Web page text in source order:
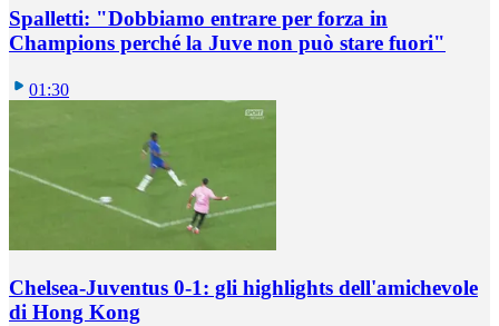
Spalletti: "Dobbiamo entrare per forza in
Champions perché la Juve non può stare fuori"
01:30
Chelsea-Juventus 0-1: gli highlights dell'amichevole
di Hong Kong